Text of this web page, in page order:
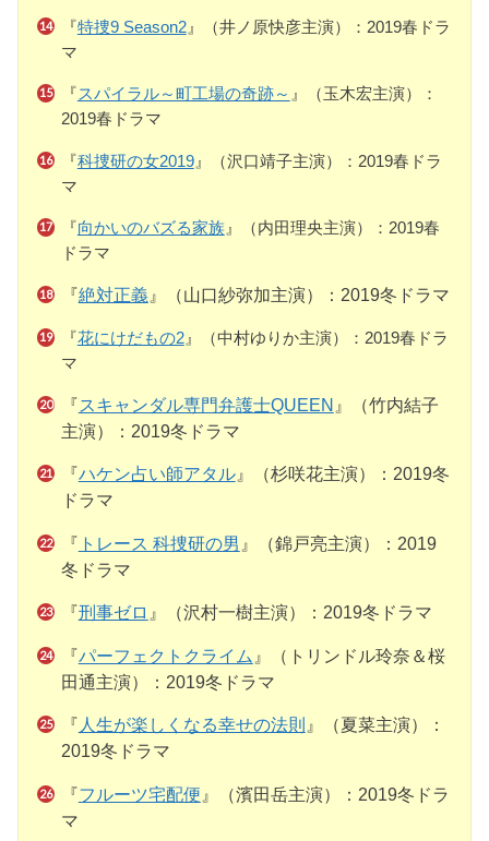
『特捜9 Season2』（井ノ原快彦主演）：2019春ドラ
マ
『スパイラル～町工場の奇跡～ 』（玉木宏主演）：
2019春ドラマ
『科捜研の女2019』（沢口靖子主演）：2019春ドラ
マ
『向かいのバズる家族』（内田理央主演）：2019春
ドラマ
『絶対正義』（山口紗弥加主演）：2019冬ドラマ
『花にけだもの2』（中村ゆりか主演）：2019春ドラ
マ
『スキャンダル専門弁護士QUEEN 』（竹内結子
主演）：2019冬ドラマ
『ハケン占い師アタル』（杉咲花主演）：2019冬
ドラマ
『 トレース 科捜研の男 』（錦戸亮主演）：2019
冬ドラマ
『刑事ゼロ 』（沢村一樹主演）：2019冬ドラマ
『パーフェクトクライム 』（トリンドル玲奈＆桜
田通主演）：2019冬ドラマ
『 人生が楽しくなる幸せの法則 』（夏菜主演）：
2019冬ドラマ
『フルーツ宅配便 』（濱田岳主演）：2019冬ドラ
マ